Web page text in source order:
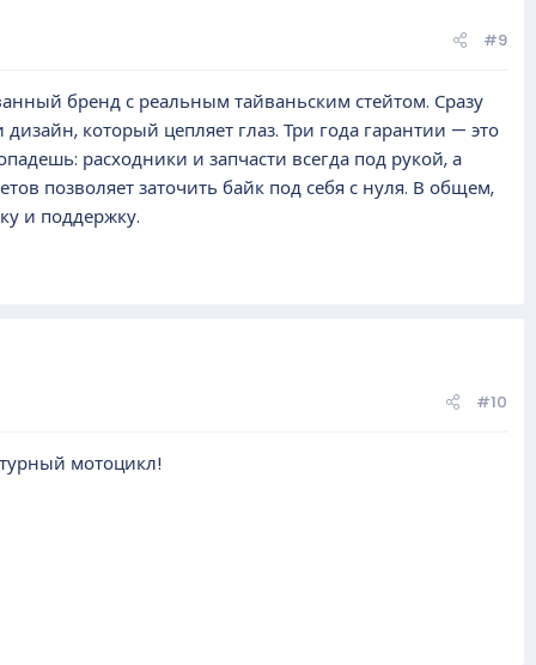
#9
бренд с реальным тайваньским стейтом. Сразу
который цепляет глаз. Три года гарантии — это
расходники и запчасти всегда под рукой, а
позволяет заточить байк под себя с нуля. В общем,
и поддержку.
#10
мотоцикл!